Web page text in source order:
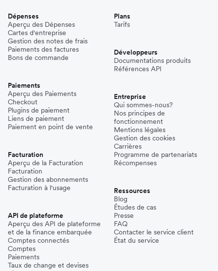
Dépenses
Aperçu des Dépenses
Cartes d'entreprise
Gestion des notes de frais
Paiements des factures
Bons de commande
Paiements
Aperçu des Paiements
Checkout
Plugins de paiement
Liens de paiement
Paiement en point de vente
Facturation
Aperçu de la Facturation
Facturation
Gestion des abonnements
Facturation à l'usage
API de plateforme
Aperçu des API de plateforme
et de la finance embarquée
Comptes connectés
Comptes
Paiements
Taux de change et devises
Plans
Tarifs
Développeurs
Documentations produits
Références API
Entreprise
Qui sommes-nous?
Nos principes de
fonctionnement
Mentions légales
Gestion des cookies
Carrières
Programme de partenariats
Récompenses
Ressources
Blog
Études de cas
Presse
FAQ
Contacter le service client
État du service